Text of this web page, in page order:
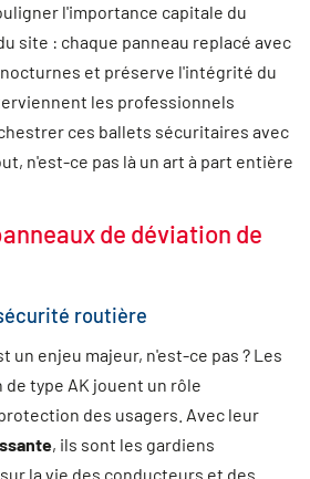
l'importance capitale du
site : chaque panneau replacé avec
et préserve l'intégrité du
les professionnels
ces ballets sécuritaires avec
n'est-ce pas là un art à part entière
de déviation de
routière
un enjeu majeur, n'est-ce pas ? Les
type AK jouent un rôle
des usagers. Avec leur
, ils sont les gardiens
la vie des conducteurs et des